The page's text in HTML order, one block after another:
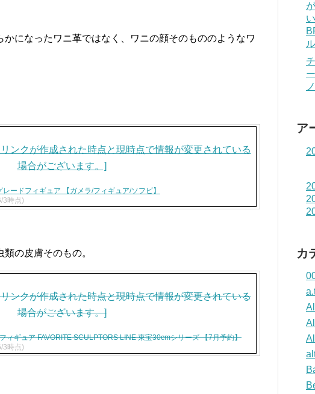
になったワニ革ではなく、ワニの顔そのもののようなワ
ドフィギュア 【ガメラ/フィギュア/ソフビ】
3時点)
の皮膚そのもの。
ィギュア FAVORITE SCULPTORS LINE 東宝30cmシリーズ 【7月予約】
3時点)
ル
ア
カ